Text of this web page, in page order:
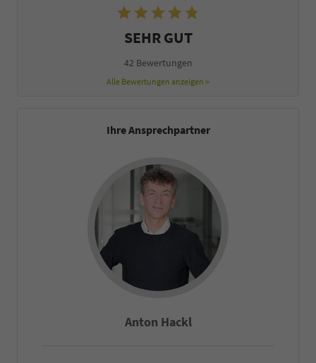
SEHR GUT
42 Bewertungen
Alle Bewertungen anzeigen >
Ihre Ansprechpartner
Falco Heck